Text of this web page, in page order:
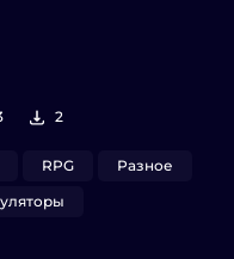
2
RPG
Разное